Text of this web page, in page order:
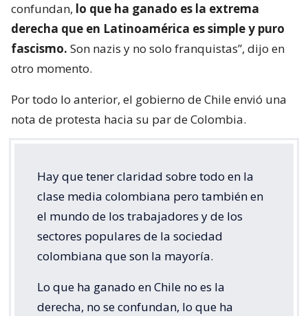
confundan, lo que ha ganado es la extrema
derecha que en Latinoamérica es simple y puro
fascismo. Son nazis y no solo franquistas”, dijo en
otro momento.
Por todo lo anterior, el gobierno de Chile envió una
nota de protesta hacia su par de Colombia.
Hay que tener claridad sobre todo en la
clase media colombiana pero también en
el mundo de los trabajadores y de los
sectores populares de la sociedad
colombiana que son la mayoría.
Lo que ha ganado en Chile no es la
derecha, no se confundan, lo que ha